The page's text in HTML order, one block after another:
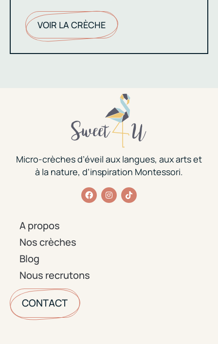
VOIR LA CRÈCHE
Micro-crèches d’éveil aux langues, aux arts et
à la nature, d’inspiration Montessori.
A propos
Nos crèches
Blog
Nous recrutons
CONTACT